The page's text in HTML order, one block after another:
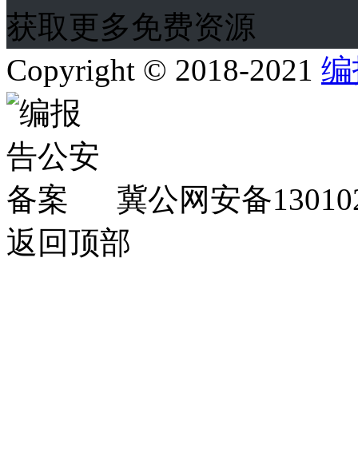
获取更多免费资源
Copyright © 2018-2021
冀公网安备
返回顶部